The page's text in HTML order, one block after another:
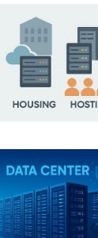
「ハウジング
「データセン